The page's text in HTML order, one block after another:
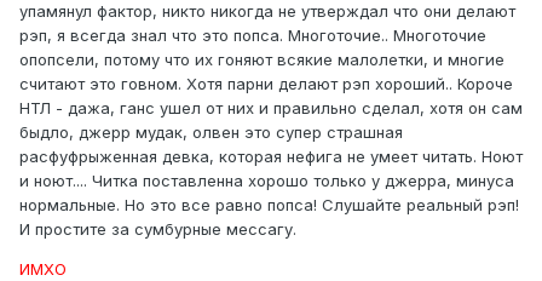
упамянул фактор, никто никогда не утверждал что они делают
рэп, я всегда знал что это попса. Многоточие.. Многоточие
опопсели, потому что их гоняют всякие малолетки, и многие
считают это говном. Хотя парни делают рэп хороший.. Короче
НТЛ - дажа, ганс ушел от них и правильно сделал, хотя он сам
быдло, джерр мудак, олвен это супер страшная
расфуфрыженная девка, которая нефига не умеет читать. Ноют
и ноют.... Читка поставленна хорошо только у джерра, минуса
нормальные. Но это все равно попса! Слушайте реальный рэп!
И простите за сумбурные мессагу.
ИМХО